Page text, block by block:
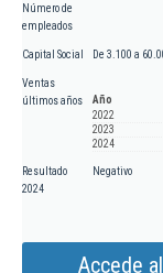
Número de
empleados
Capital Social De 3.100 a
Ventas
últimos años
Año
2022
2023
2024
Resultado
2024
Negativo
Accede